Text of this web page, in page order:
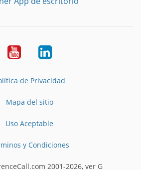
YouTubeLinkedIn
de Privacidad
Mapa del sitio
Uso Aceptable
y Condiciones
2001-2026, ver G